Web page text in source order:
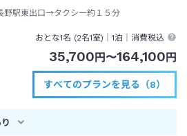
野駅東出口→タクシー約１５分
おとな1名 (2名1室)｜1泊 ｜消費税込
35,700 円 〜164,100 円
すべてのプランを見る（8）